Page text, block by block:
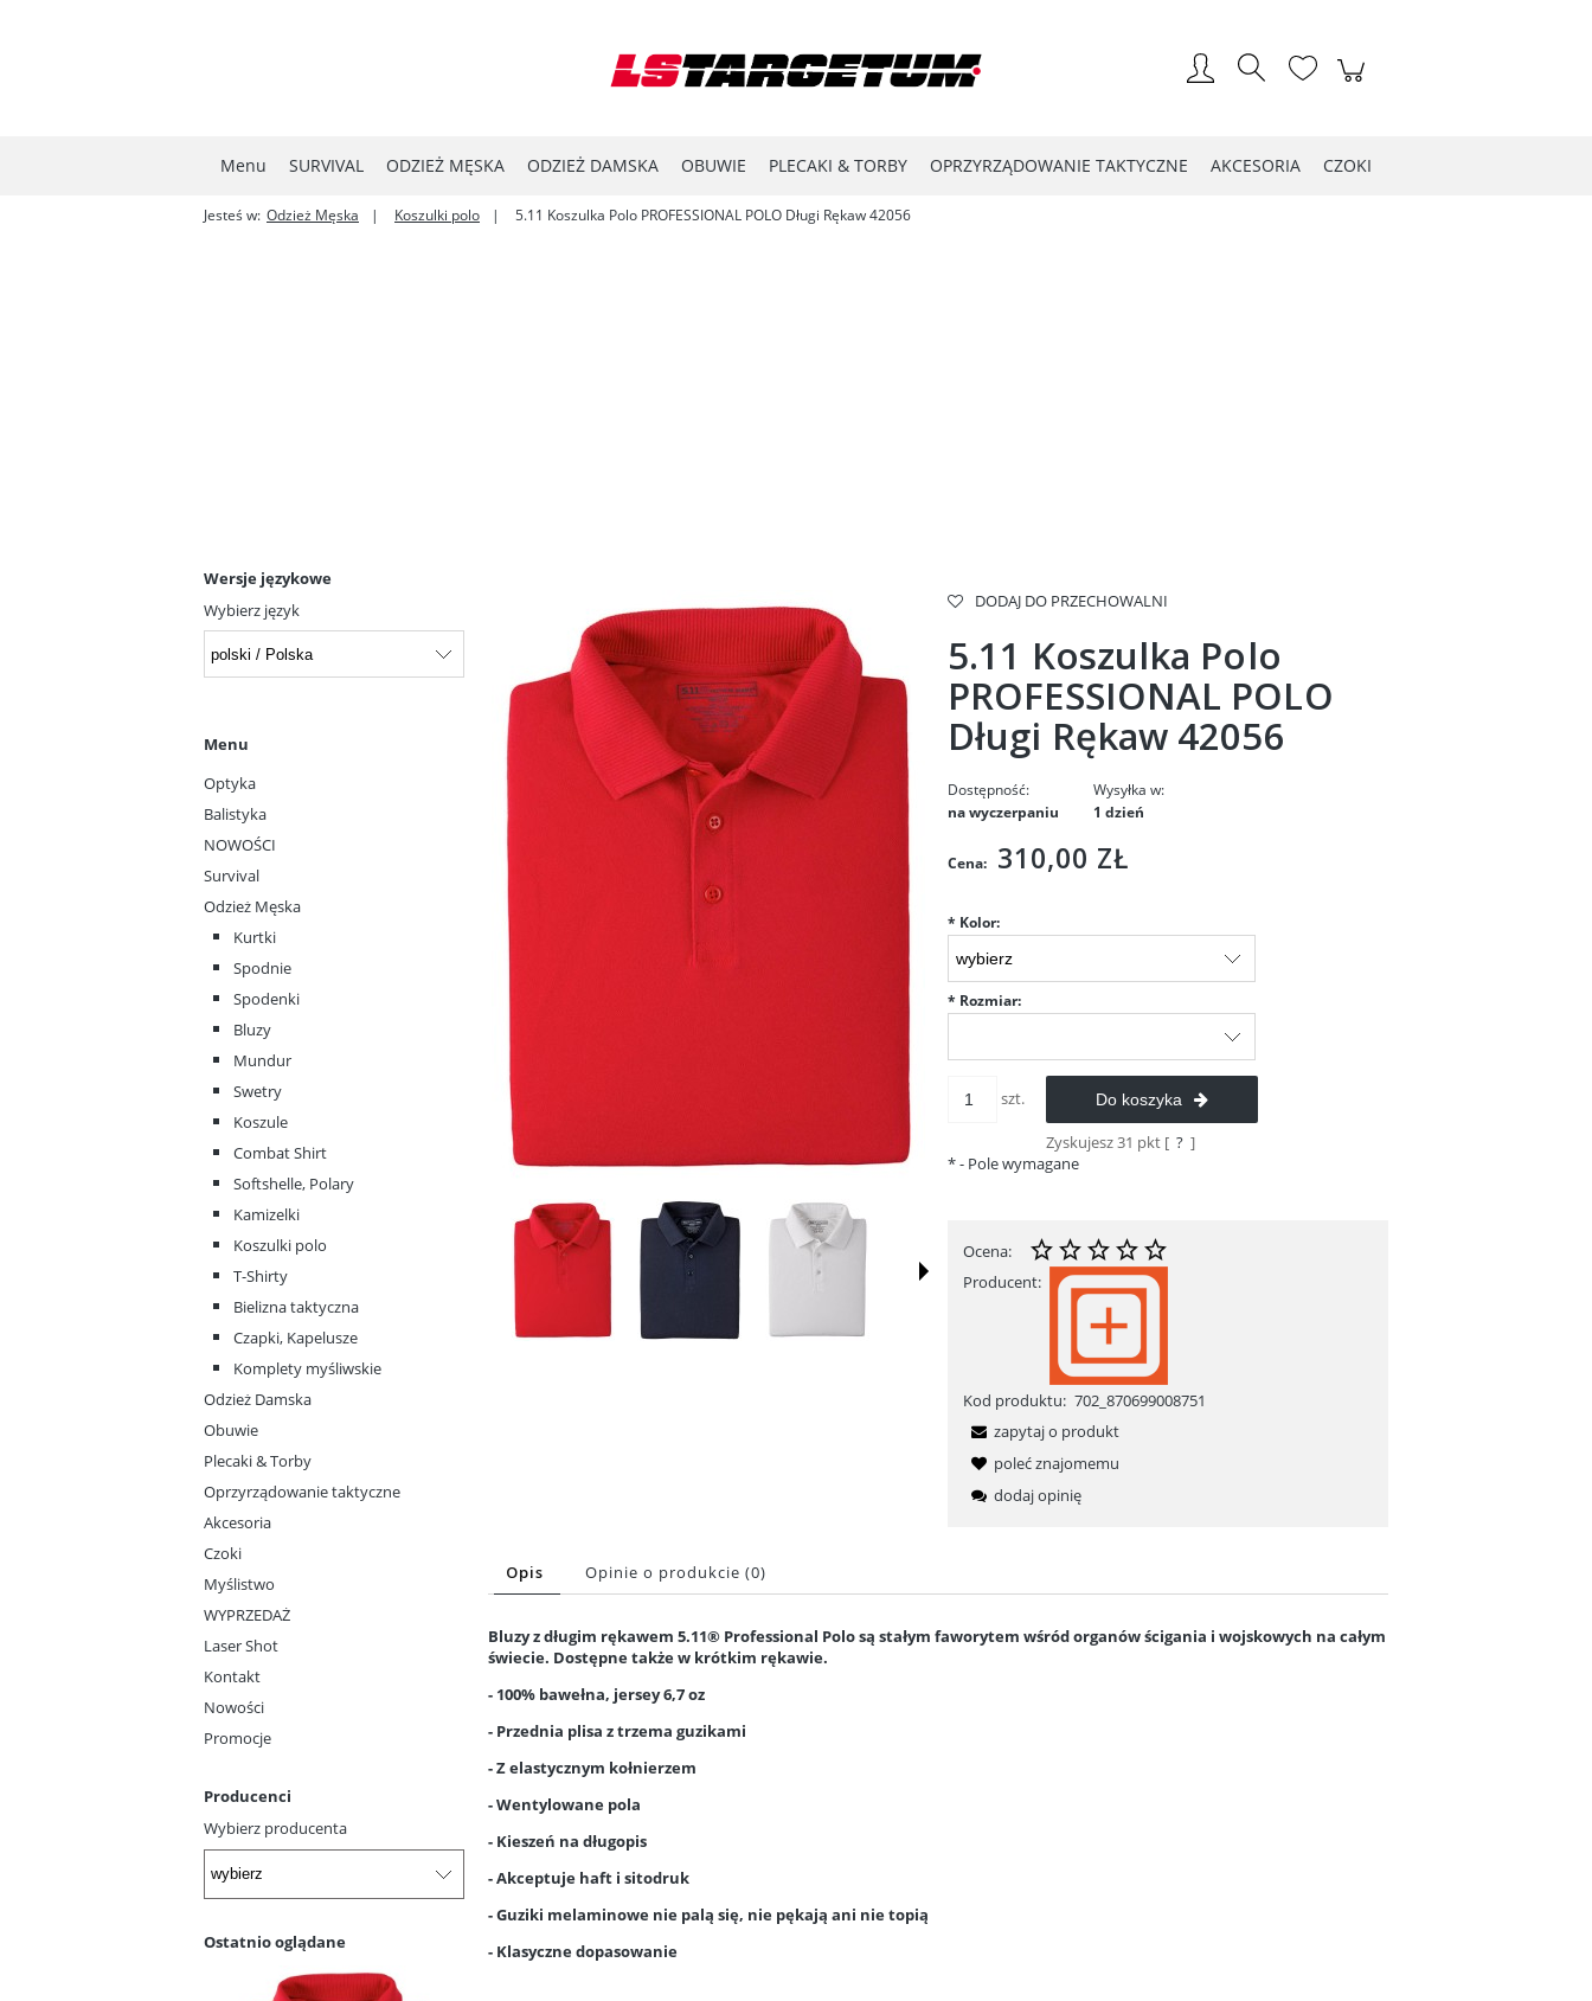
Menu SURVIVAL ODZIEŻ MĘSKA ODZIEŻ DAMSKA OBUWIE PLECAKI & TORBY OPRZYRZĄDOWANIE TAKTYCZNE AKCESORIA CZOKI
Jesteś w: Odzież Męska Koszulki polo 5.11 Koszulka Polo PROFESSIONAL POLO Długi Rękaw 42056
Wersje językowe
Wybierz język
Menu
Optyka
Balistyka
NOWOŚCI
Survival
Odzież Męska
Kurtki
Spodnie
Spodenki
Bluzy
Mundur
Swetry
Koszule
Combat Shirt
Softshelle, Polary
Kamizelki
Koszulki polo
T-Shirty
Bielizna taktyczna
Czapki, Kapelusze
Komplety myśliwskie
Odzież Damska
Obuwie
Plecaki & Torby
Oprzyrządowanie taktyczne
Akcesoria
Czoki
Myślistwo
WYPRZEDAŻ
Laser Shot
Kontakt
Nowości
Promocje
Producenci
Wybierz producenta
Ostatnio oglądane
DODAJ DO PRZECHOWALNI
5.11 Koszulka Polo
PROFESSIONAL POLO
Długi Rękaw 42056
Dostępność:
na wyczerpaniu
Wysyłka w:
1 dzień
Cena: 310,00 ZŁ
* Kolor:
* Rozmiar:
szt. Do koszyka
Zyskujesz31 pkt [ ? ]
*- Pole wymagane
Ocena:
Producent:
Kod produktu: 702_870699008751
zapytaj o produkt
poleć znajomemu
dodaj opinię
Opis Opinie o produkcie (0)
Bluzy z długim rękawem 5.11® Professional Polo są stałym faworytem wśród organów ścigania i wojskowych na całym
świecie. Dostępne także w krótkim rękawie.
- 100% bawełna, jersey 6,7 oz
- Przednia plisa z trzema guzikami
- Z elastycznym kołnierzem
- Wentylowane pola
- Kieszeń na długopis
- Akceptuje haft i sitodruk
- Guziki melaminowe nie palą się, nie pękają ani nie topią
- Klasyczne dopasowanie